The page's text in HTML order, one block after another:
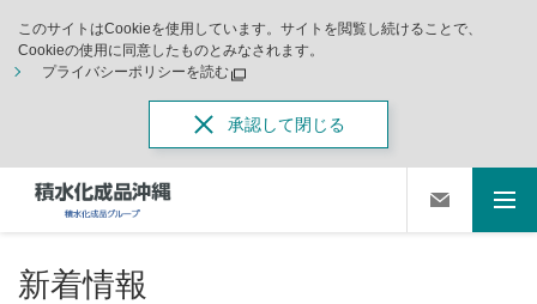
このサイトはCookieを使用しています。サイトを閲覧し続けることで、
Cookieの使用に同意したものとみなされます。
プライバシーポリシーを読む
承認して閉じる
新着情報